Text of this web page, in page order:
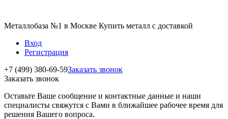
Металлобаза №1 в Москве Купить металл с доставкой
Вход
Регистрация
+7 (499) 380-69-59Заказать звонок
Заказать звонок
Оставьте Ваше сообщение и контактные данные и наши
специалисты свяжутся с Вами в ближайшее рабочее время для
решения Вашего вопроса.